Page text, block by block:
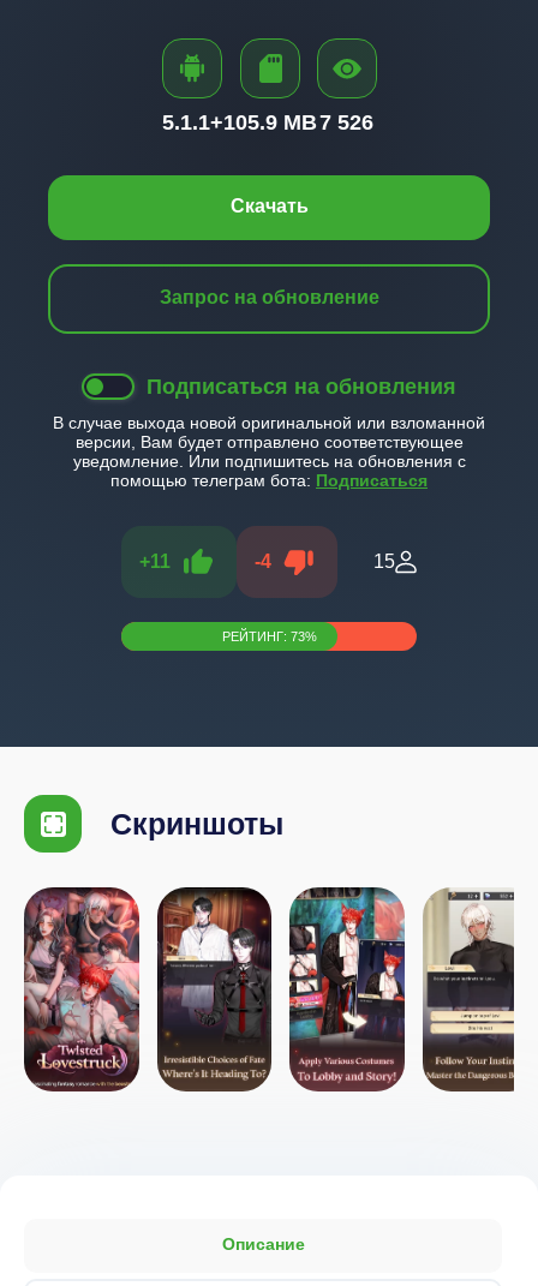
Скачать
Запрос на обновление
Подписаться на обновления
В случае выхода новой оригинальной или взломанной
версии, Вам будет отправлено соответствующее
уведомление. Или подпишитесь на обновления с
помощью телеграм бота: Подписаться
+11 -4 15
РЕЙТИНГ: 73%
5.1.1+105.9 MB7 526
Скриншоты
Описание